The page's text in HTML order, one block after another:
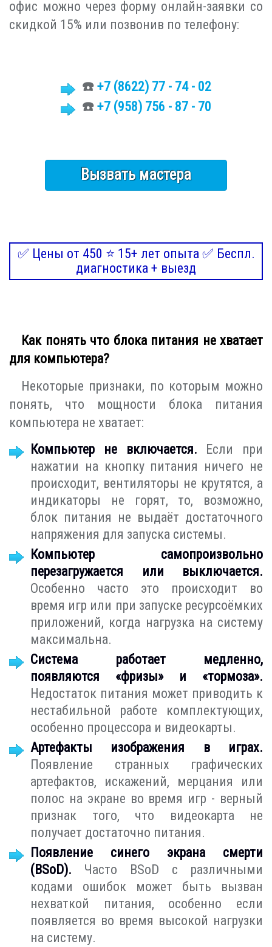
офис можно через форму онлайн-заявки со
скидкой 15% или позвонив по телефону:
☎️ +7 (8622) 77 - 74 - 02
☎️ +7 (958) 756 - 87 - 70
Вызвать мастера
✅ Цены от 450 ⭐ 15+ лет опыта ✅ Беспл.
диагностика + выезд
Как понять что блока питания не хватает
для компьютера?
Некоторые признаки, по которым можно
понять, что мощности блока питания
компьютера не хватает:
Компьютер не включается. Если при
нажатии на кнопку питания ничего не
происходит, вентиляторы не крутятся, а
индикаторы не горят, то, возможно,
блок питания не выдаёт достаточного
напряжения для запуска системы.
Компьютер самопроизвольно
перезагружается или выключается.
Особенно часто это происходит во
время игр или при запуске ресурсоёмких
приложений, когда нагрузка на систему
максимальна.
Система работает медленно,
появляются «фризы» и «тормоза».
Недостаток питания может приводить к
нестабильной работе комплектующих,
особенно процессора и видеокарты.
Артефакты изображения в играх.
Появление странных графических
артефактов, искажений, мерцания или
полос на экране во время игр - верный
признак того, что видеокарта не
получает достаточно питания.
Появление синего экрана смерти
(BSoD). Часто BSoD с различными
кодами ошибок может быть вызван
нехваткой питания, особенно если
появляется во время высокой нагрузки
на систему.